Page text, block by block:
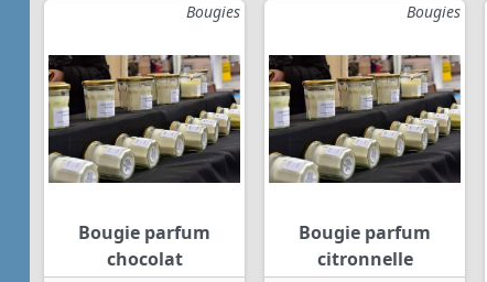
Bougies
Bougie parfum
chocolat
Bougies
Bougie parfum
citronnelle